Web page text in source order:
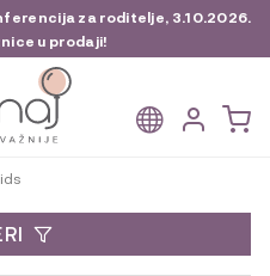
za roditelje, 3.10.2026.
u prodaji!